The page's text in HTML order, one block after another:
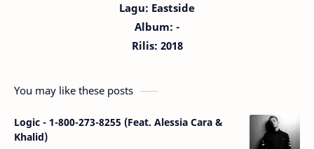
Lagu: Eastside
Album: -
Rilis: 2018
You may like these posts
Logic - 1-800-273-8255 (Feat. Alessia Cara &
Khalid)